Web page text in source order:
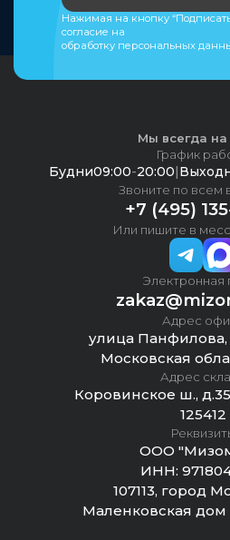
Нажимая на кнопку
согласие на
обработку персональных
Мы всегда на
График
Будни09:00-20:00
Звоните по всем
+7 (495)
Или пишите в
Электронная
Адрес
улица Панфилова,
Московская
Адрес
Коровинское ш., д.35
125412
ООО
ИНН:
107113, город
Маленковская